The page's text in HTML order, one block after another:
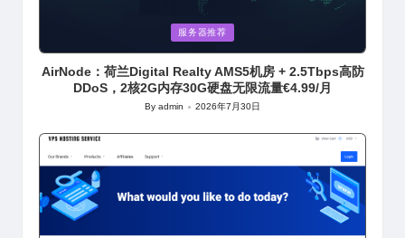
in
服务器推荐
AirNode：荷兰Digital Realty AMS5机房 + 2.5Tbps高防
DDoS，2核2G内存30G硬盘无限流量€4.99/月
Posted
Byadmin 2026年7月30日